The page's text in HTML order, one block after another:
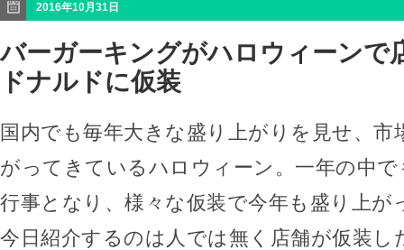
2016年10月31日
バーガーキングがハロウィーンで
ドナルドに仮装
国内でも毎年大きな盛り上がりを見せ、市
がってきているハロウィーン。一年の中
行事となり、様々な仮装で今年も盛り上が
今日紹介するのは人では無く店舗が仮装し